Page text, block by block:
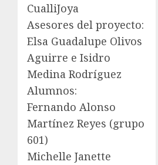
CualliJoya
Asesores del proyecto:
Elsa Guadalupe Olivos
Aguirre e Isidro
Medina Rodríguez
Alumnos:
Fernando Alonso
Martínez Reyes (grupo
601)
Michelle Janette